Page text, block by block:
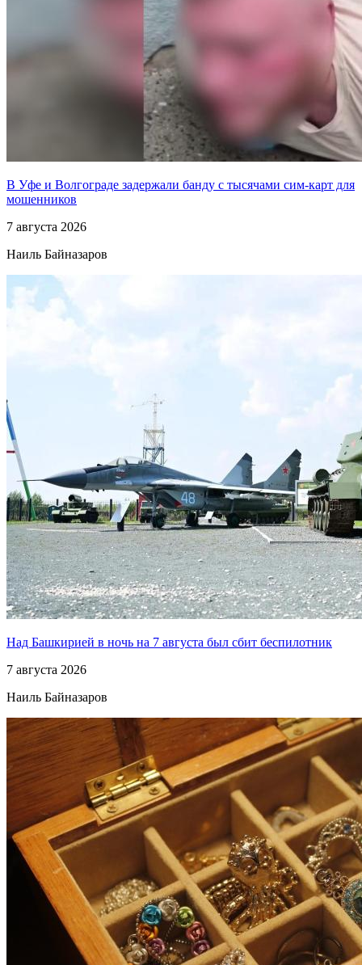
В Уфе и Волгограде задержали банду с тысячами сим-карт для
мошенников
7 августа 2026
Наиль Байназаров
Над Башкирией в ночь на 7 августа был сбит беспилотник
7 августа 2026
Наиль Байназаров